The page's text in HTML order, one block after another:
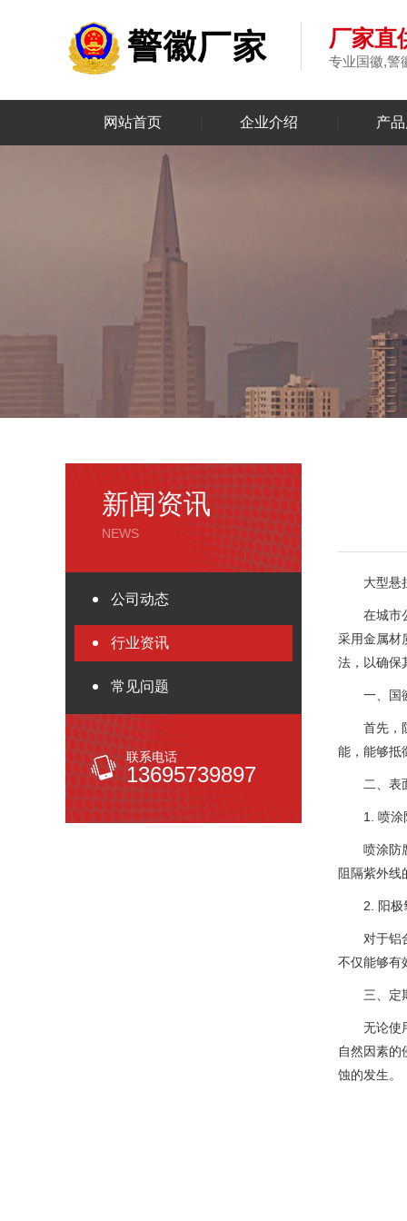
厂家直
专业国徽,警
网站首页 企业介绍 产
新闻资讯
NEWS
公司动态
行业资讯
常见问题
联系电话
13695739897
大型悬
在城市
采用金属材
法，以确保
一、国
首先，
能，能够抵
二、表
1. 喷涂
喷涂防
阻隔紫外线
2. 阳极
对于铝
不仅能够有
三、定
无论使
自然因素的
蚀的发生。